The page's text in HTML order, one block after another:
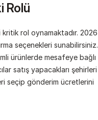
Rolü
kritik rol oynamaktadır. 2026
seçenekleri sunabilirsiniz.
ürünlerde mesafeye bağlı
satış yapacakları şehirleri
seçip gönderim ücretlerini